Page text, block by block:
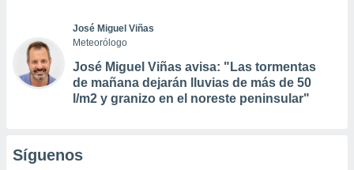
José Miguel Viñas
Meteorólogo
José Miguel Viñas avisa: "Las tormentas
de mañana dejarán lluvias de más de 50
l/m2 y granizo en el noreste peninsular"
Síguenos